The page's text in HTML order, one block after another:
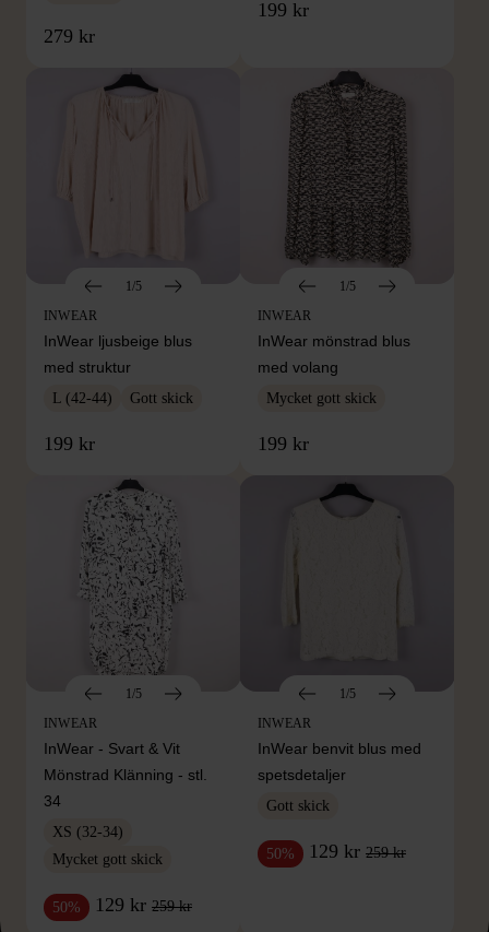
279 kr
199 kr
1/5
INWEAR
InWear ljusbeige blus
med struktur
L (42-44) Gott skick
199 kr
1/5
INWEAR
InWear mönstrad blus
med volang
Mycket gott skick
199 kr
1/5
INWEAR
InWear - Svart & Vit
Mönstrad Klänning - stl.
34
XS (32-34)
Mycket gott skick
50% 129 kr 259 kr
1/5
INWEAR
InWear benvit blus med
spetsdetaljer
Gott skick
50% 129 kr 259 kr